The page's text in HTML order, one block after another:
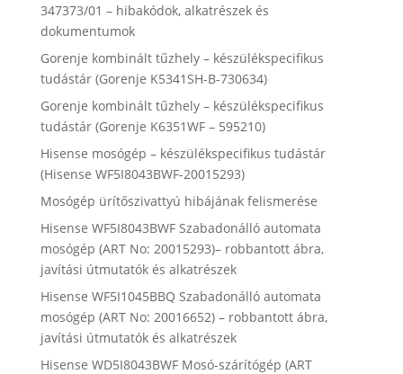
347373/01 – hibakódok, alkatrészek és
dokumentumok
Gorenje kombinált tűzhely – készülékspecifikus
tudástár (Gorenje K5341SH-B-730634)
Gorenje kombinált tűzhely – készülékspecifikus
tudástár (Gorenje K6351WF – 595210)
Hisense mosógép – készülékspecifikus tudástár
(Hisense WF5I8043BWF-20015293)
Mosógép ürítőszivattyú hibájának felismerése
Hisense WF5I8043BWF Szabadonálló automata
mosógép (ART No: 20015293)– robbantott ábra,
javítási útmutatók és alkatrészek
Hisense WF5I1045BBQ Szabadonálló automata
mosógép (ART No: 20016652) – robbantott ábra,
javítási útmutatók és alkatrészek
Hisense WD5I8043BWF Mosó-szárítógép (ART